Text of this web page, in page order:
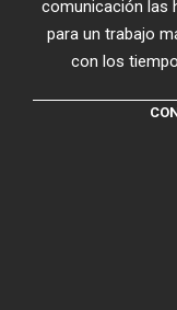
comunicación las
para un trabajo
con los